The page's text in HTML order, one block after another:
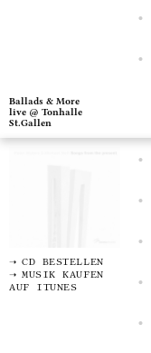
Ballads & More
live @ Tonhalle
St.Gallen
CD BESTELLEN
MUSIK KAUFEN
AUF ITUNES